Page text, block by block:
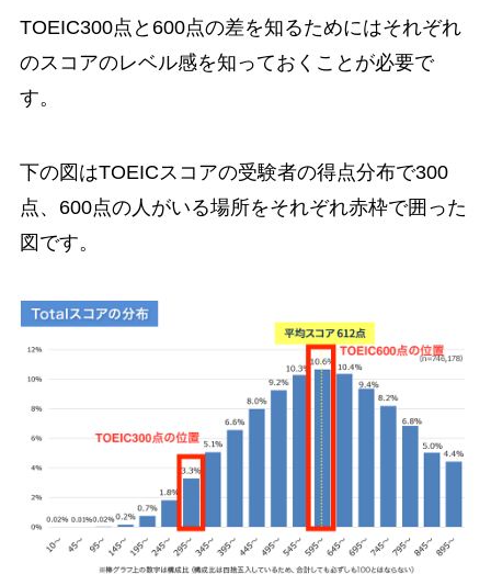
TOEIC300点と600点の差を知るためにはそれぞれ
のスコアのレベル感を知っておくことが必要で
す。
下の図はTOEICスコアの受験者の得点分布で300
点、600点の人がいる場所をそれぞれ赤枠で囲った
図です。